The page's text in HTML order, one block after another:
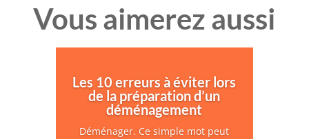
Vous aimerez aussi
Les 10 erreurs à éviter lors
de la préparation d’un
déménagement
Déménager. Ce simple mot peut